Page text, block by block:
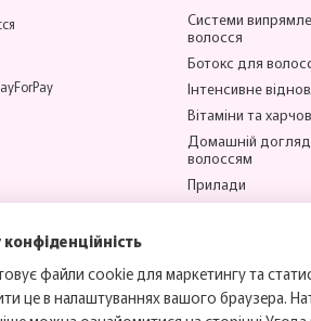
Системи
волосся
Ботокс для
Інтенсивне
Вітаміни та
Домашній догляд
волоссям
Прилади
файли cookie для маркетингу та
це в налаштуваннях вашого браузера.